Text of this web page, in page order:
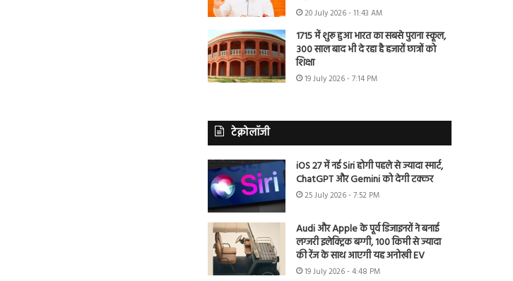
20 July 2026 - 11:43 AM
1715 में शुरू हुआ भारत का सबसे पुराना स्कूल,
300 साल बाद भी दे रहा है हजारों छात्रों को
शिक्षा
19 July 2026 - 7:14 PM
टेक्नोलॉजी
iOS 27 में नई Siri होगी पहले से ज्यादा स्मार्ट,
ChatGPT और Gemini को देगी टक्कर
25 July 2026 - 7:52 PM
Audi और Apple के पूर्व डिजाइनरों ने बनाई
लग्जरी इलेक्ट्रिक बग्गी, 100 किमी से ज्यादा
की रेंज के साथ आएगी यह अनोखी EV
19 July 2026 - 4:48 PM